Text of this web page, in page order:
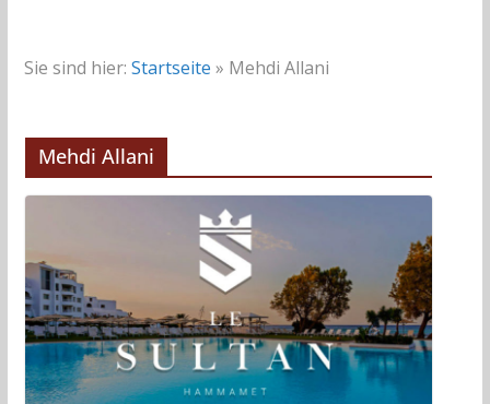
Sie sind hier: Startseite » Mehdi Allani
Mehdi Allani